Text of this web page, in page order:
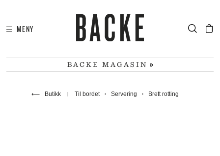
MENY
BACKE MAGASIN
⟵ Butikk Til bordet Servering Brett rotting